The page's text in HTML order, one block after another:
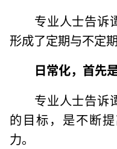
专业人士告诉
形成了定期与不定
日常化，首先
专业人士告诉
的目标，是不断
力。